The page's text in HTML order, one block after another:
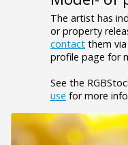
The artist has
or property
contact them
profile page for
See the
use for more